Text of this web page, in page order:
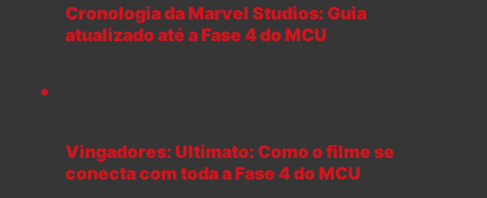
Cronologia da Marvel Studios: Guia
atualizado até a Fase 4 do MCU
Vingadores: Ultimato: Como o filme se
conecta com toda a Fase 4 do MCU